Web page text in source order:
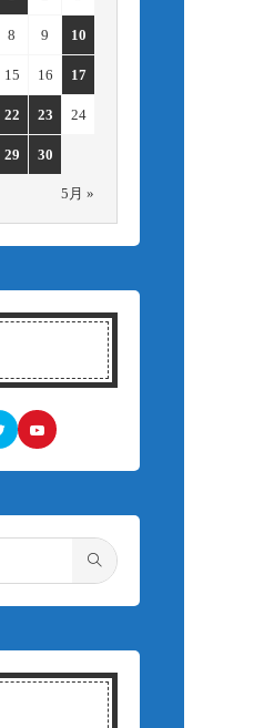
8 9 10
15 16 17
22 23 24
29 30
5月 »